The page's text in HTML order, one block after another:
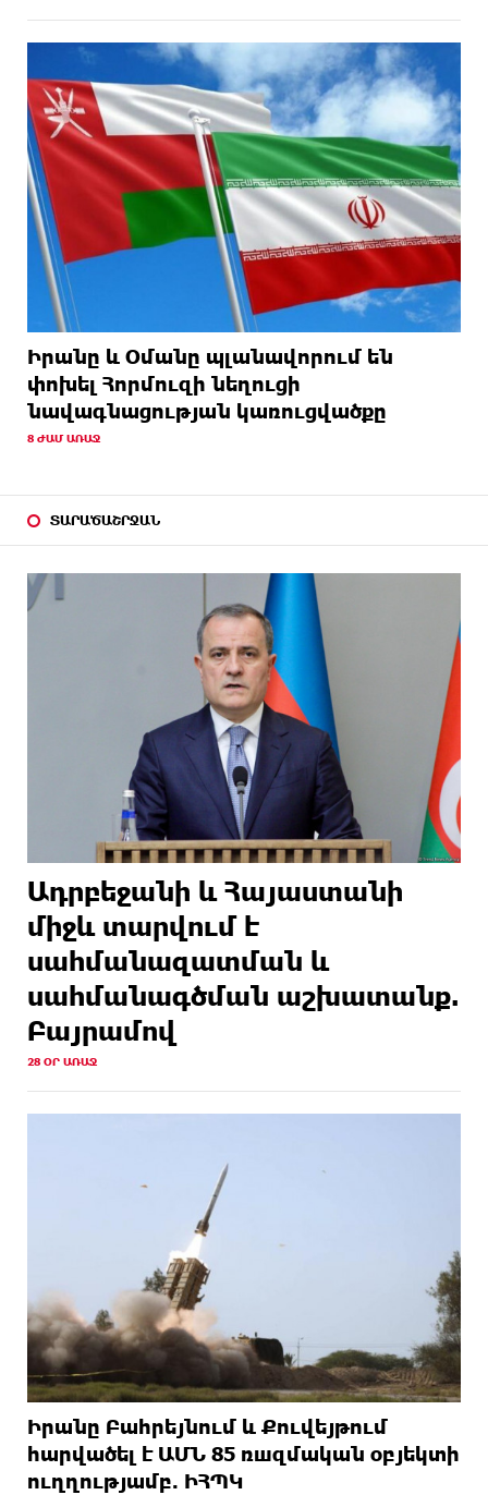
Իրանը և Օմանը պլանավորում են
փոխել Հորմուզի նեղուցի
նավագնացության կառուցվածքը
8 ԺԱՄ ԱՌԱՋ
ՏԱՐԱԾԱՇՐՋԱՆ
Ադրբեջանի և Հայաստանի
միջև տարվում է
սահմանազատման և
սահմանագծման աշխատանք.
Բայրամով
28 ՕՐ ԱՌԱՋ
Իրանը Բահրեյնում և Քուվեյթում
hարվածել է ԱՄՆ 85 ռшզմական օբյեկտի
ուղղությամբ. ԻՀՊԿ